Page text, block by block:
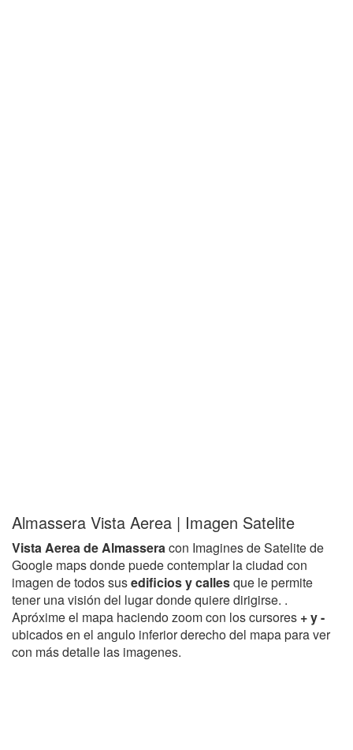
Almassera Vista Aerea | Imagen Satelite
Vista Aerea de Almasseracon Imagines de Satelite de
Google maps donde puede contemplar la ciudad con
imagen de todos susedificios y callesque le permite
tener una visión del lugar donde quiere dirigirse. .
Apróxime el mapa haciendo zoom con los cursores + y -
ubicados en el angulo inferior derecho del mapa para ver
con más detalle las imagenes.